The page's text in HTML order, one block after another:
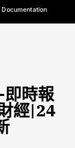
Documentation
時報
經|24